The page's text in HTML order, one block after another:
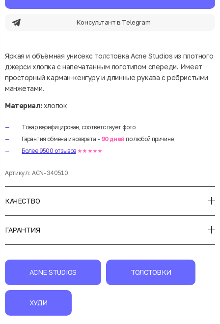
Консультант в Telegram
Яркая и объёмная унисекс толстовка Acne Studios из плотного
джерси хлопка с напечатанным логотипом спереди. Имеет
просторный карман-кенгуру и длинные рукава с ребристыми
манжетами.
Материал:хлопок
Товар верифицирован, соответствует фото
Гарантия обмена и возврата - 90 дней по любой причине
Более 9500 отзывов ★★★★★
Артикул: ACN-340510
КАЧЕСТВО
ГАРАНТИЯ
ACNE STUDIOS ТОЛСТОВКИ
ХУДИ